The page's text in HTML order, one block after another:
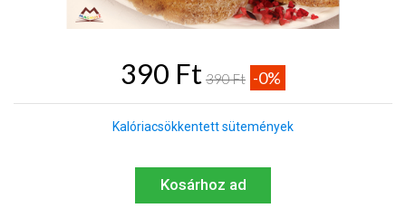
390 Ft 390 Ft -0%
Kalóriacsökkentett sütemények
Kosárhoz ad